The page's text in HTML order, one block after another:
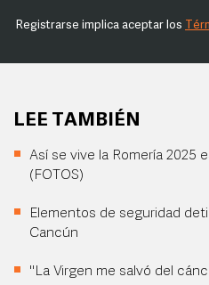
Registrarse implica aceptar los
LEE TAMBIÉN
Así se vive la Romería 2025
(FOTOS)
Elementos de seguridad
Cancún
"La Virgen me salvó del